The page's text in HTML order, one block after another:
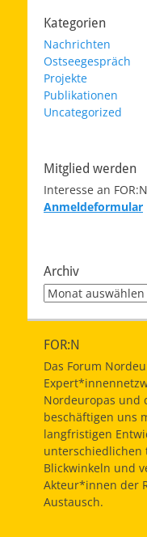
Kategorien
Nachrichten
Ostseegespräch
Projekte
Publikationen
Uncategorized
Mitglied werden
Interesse an
Anmeldeformular
Archiv
Archiv
FOR:N
Das Forum
Nordeuropas und
beschäftigen uns
langfristigen
unterschiedlichen
Blickwinkeln und
Akteur*innen der
Austausch.